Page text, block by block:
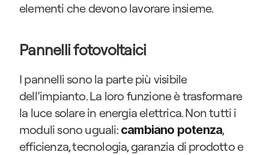
elementi che devono lavorare insieme.
Pannelli fotovoltaici
I pannelli sono la parte più visibile
dell’impianto. La loro funzione è trasformare
la luce solare in energia elettrica. Non tutti i
moduli sono uguali: cambiano potenza,
efficienza, tecnologia, garanzia di prodotto e